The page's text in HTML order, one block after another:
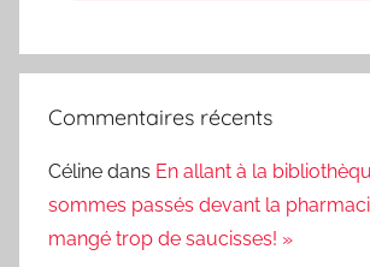
Commentaires récents
Céline dans En allant à la
sommes passés devant la
mangé trop de saucisses! »